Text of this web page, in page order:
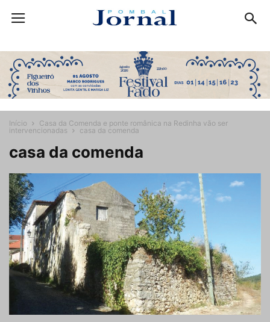
Início
Casa da Comenda e ponte românica na Redinha vão ser
intervencionadas
casa da comenda
casa da comenda